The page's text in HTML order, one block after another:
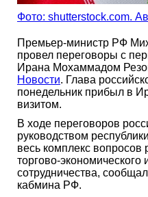
Фото: shutterstock.com.
Премьер-министр РФ
провел переговоры с
Ирана Мохаммадом
Новости. Глава
понедельник прибыл в
визитом.
В ходе переговоров
руководством
весь комплекс вопросов
торгово-экономического
сотрудничества,
кабмина РФ.